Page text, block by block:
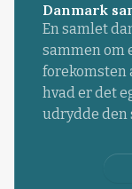
Danmark
En samlet
sammen om
forekomsten
hvad er det
udrydde den